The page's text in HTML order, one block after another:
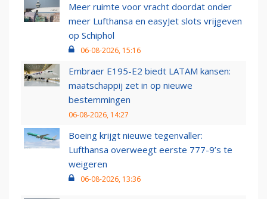
Meer ruimte voor vracht doordat onder
meer Lufthansa en easyJet slots vrijgeven
op Schiphol
06-08-2026, 15:16
Embraer E195-E2 biedt LATAM kansen:
maatschappij zet in op nieuwe
bestemmingen
06-08-2026, 14:27
Boeing krijgt nieuwe tegenvaller:
Lufthansa overweegt eerste 777-9’s te
weigeren
06-08-2026, 13:36